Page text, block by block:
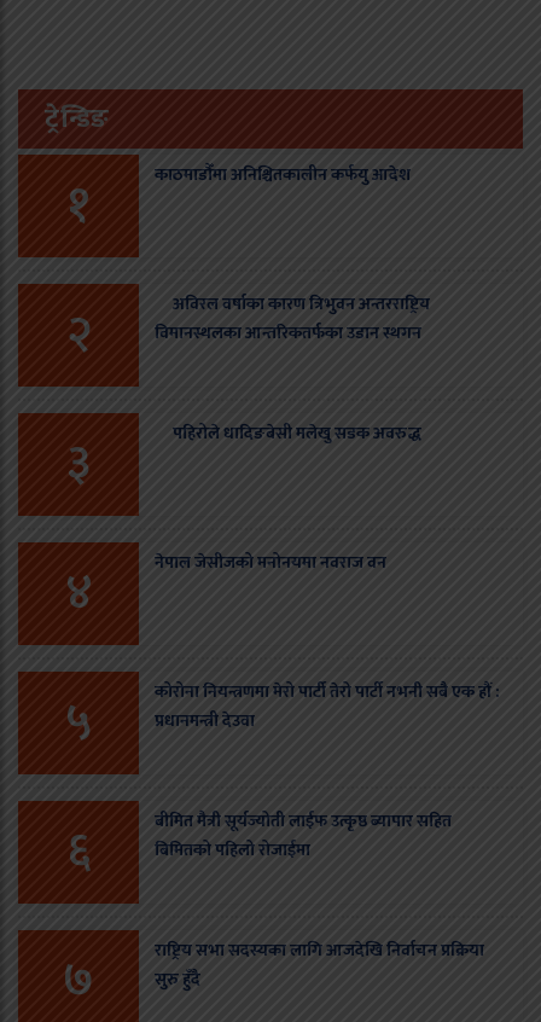
ट्रेन्डिङ
१ काठमाडौँमा अनिश्चितकालीन कर्फयु आदेश
२
अविरल वर्षाका कारण त्रिभुवन अन्तरराष्ट्रिय
विमानस्थलका आन्तरिकतर्फका उडान स्थगन
३ पहिरोले धादिङबेसी मलेखु सडक अवरुद्ध
४ नेपाल जेसीजको मनोनयमा नवराज वन
५
कोरोना नियन्त्रणमा मेरो पार्टी तेरो पार्टी नभनी सबै एक हौं :
प्रधानमन्त्री देउवा
६
बीमित मैत्री सूर्यज्योती लाईफ उत्कृष्ठ ब्यापार सहित
बिमितको पहिलो रोजाईमा
७
राष्ट्रिय सभा सदस्यका लागि आजदेखि निर्वाचन प्रक्रिया
सुरु हुँदै